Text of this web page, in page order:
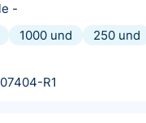
-
1000 und 250 und
R1